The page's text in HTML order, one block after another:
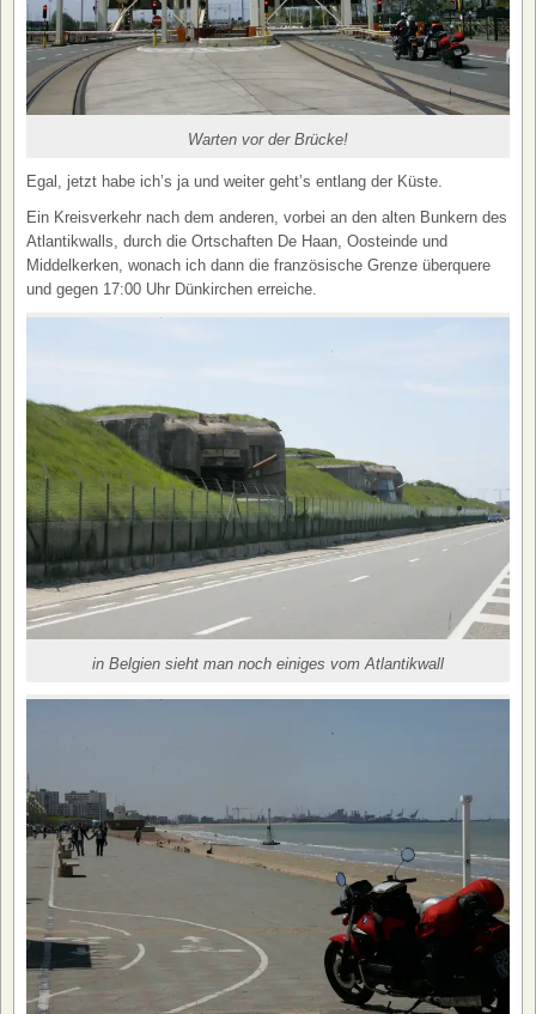
Warten vor der Brücke!
Egal, jetzt habe ich’s ja und weiter geht’s entlang der Küste.
Ein Kreisverkehr nach dem anderen, vorbei an den alten Bunkern des
Atlantikwalls, durch die Ortschaften De Haan, Oosteinde und
Middelkerken, wonach ich dann die französische Grenze überquere
und gegen 17:00 Uhr Dünkirchen erreiche.
in Belgien sieht man noch einiges vom Atlantikwall